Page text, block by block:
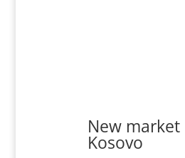
New market
Kosovo